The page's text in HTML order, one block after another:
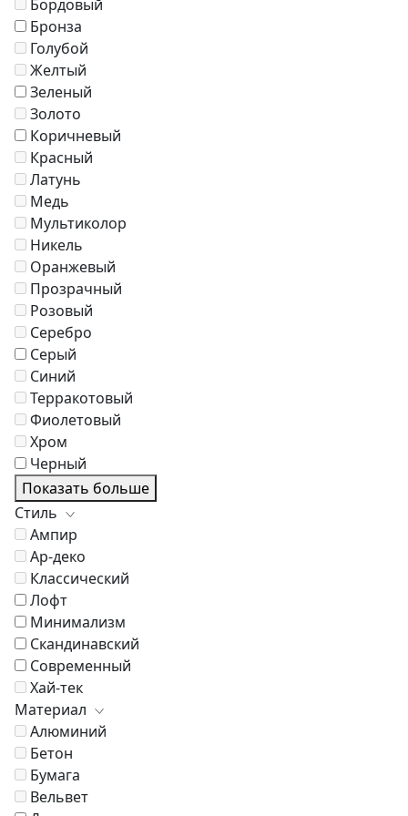
Зонты
Журнальные столики
Диваны
Аксессуары
Бордовый
Бронза
Голубой
Желтый
Зеленый
Золото
Коричневый
Красный
Латунь
Медь
Мультиколор
Никель
Оранжевый
Прозрачный
Розовый
Серебро
Серый
Синий
Терракотовый
Фиолетовый
Хром
Черный
Показать больше
Стиль
Ампир
Ар-деко
Классический
Лофт
Минимализм
Скандинавский
Современный
Хай-тек
Материал
Алюминий
Бетон
Бумага
Вельвет